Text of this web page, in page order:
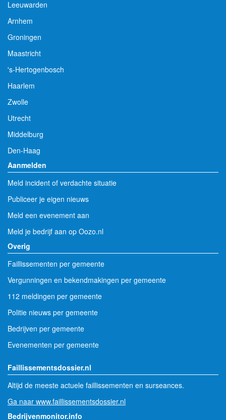
Leeuwarden
Arnhem
Groningen
Maastricht
's-Hertogenbosch
Haarlem
Zwolle
Utrecht
Middelburg
Den-Haag
Aanmelden
Meld incident of verdachte situatie
Publiceer je eigen nieuws
Meld een evenement aan
Meld je bedrijf aan op Oozo.nl
Overig
Faillissementen per gemeente
Vergunningen en bekendmakingen per gemeente
112 meldingen per gemeente
Politie nieuws per gemeente
Bedrijven per gemeente
Evenementen per gemeente
Faillissementsdossier.nl
Altijd de meeste actuele faillissementen en surseances.
Ga naar www.faillissementsdossier.nl
Bedrijvenmonitor.info